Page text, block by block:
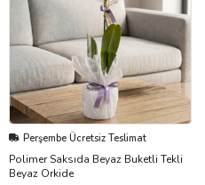
Perşembe Ücretsiz Teslimat
Polimer Saksıda Beyaz Buketli Tekli
Beyaz Orkide